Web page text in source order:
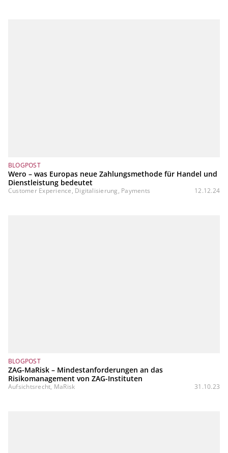
BLOGPOST
Wero – was Europas neue Zahlungsmethode für Handel und
Dienstleistung bedeutet
Customer Experience, Digitalisierung, Payments 12.12.24
BLOGPOST
ZAG-MaRisk – Mindestanforderungen an das
Risikomanagement von ZAG-Instituten
Aufsichtsrecht, MaRisk 31.10.23